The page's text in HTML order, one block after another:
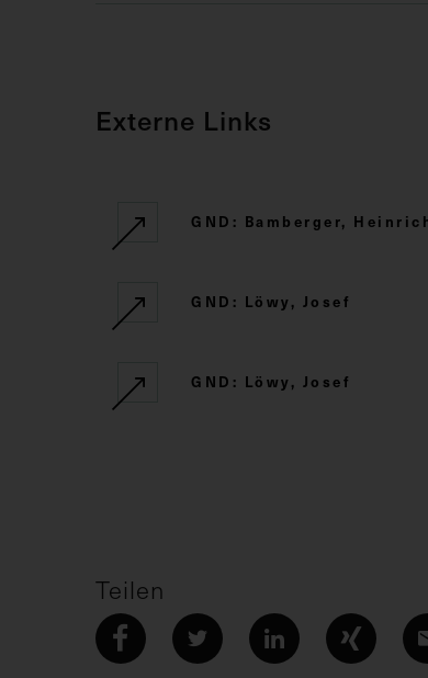
Externe Links
GND: Bamberger,
GND: Löwy, Josef
GND: Löwy, Josef
Teilen